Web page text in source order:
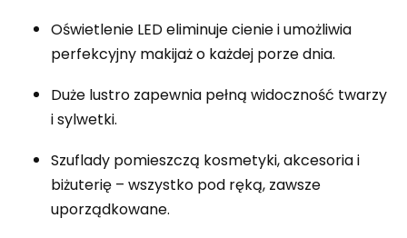
Oświetlenie LED eliminuje cienie i umożliwia
perfekcyjny makijaż o każdej porze dnia.
Duże lustro zapewnia pełną widoczność twarzy
i sylwetki.
Szuflady pomieszczą kosmetyki, akcesoria i
biżuterię – wszystko pod ręką, zawsze
uporządkowane.